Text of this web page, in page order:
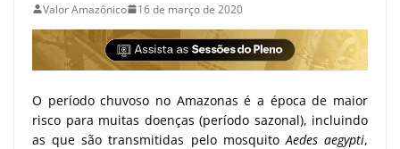
Valor Amazônico 16 de março de 2020
O período chuvoso no Amazonas é a época de maior
risco para muitas doenças (período sazonal), incluindo
as que são transmitidas pelo mosquito Aedes aegypti,